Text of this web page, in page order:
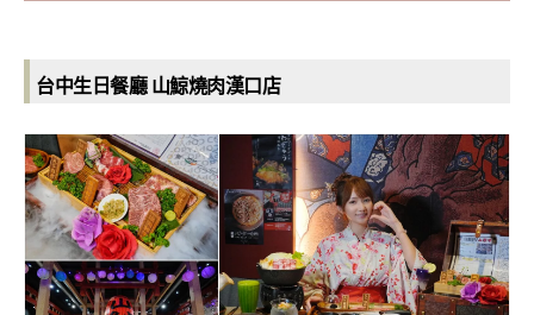
台中生日餐廳 山鯨燒肉漢口店